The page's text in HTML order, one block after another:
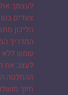
לעצמך את
צעדים
הליכון
המדריך
שמש ללא
לעצב את
ההחלטה
חיוך